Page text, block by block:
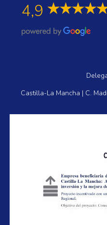
4,9
Castilla-La Mancha | C.